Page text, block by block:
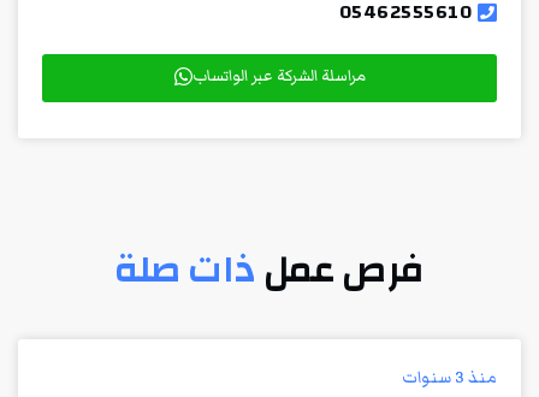
05462555610
مراسلة الشركة عبر الواتساب
فرص عملذات صلة
منذ 3 سنوات